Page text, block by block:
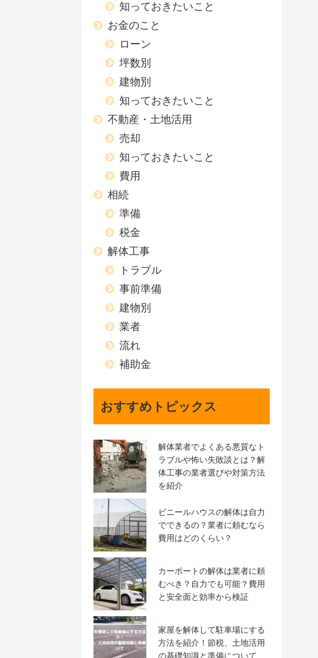
知っておきたいこと
お金のこと
ローン
坪数別
建物別
知っておきたいこと
不動産・土地活用
売却
知っておきたいこと
費用
相続
準備
税金
解体工事
トラブル
事前準備
建物別
業者
流れ
補助金
おすすめトピックス
解体業者でよくある悪質なト
ラブルや怖い失敗談とは？解
体工事の業者選びや対策方法
を紹介
ビニールハウスの解体は自力
でできるの？業者に頼むなら
費用はどのくらい？
カーポートの解体は業者に頼
むべき？自力でも可能？費用
と安全面と効率から検証
家屋を解体して駐車場にする
方法を紹介！節税、土地活用
の基礎知識と準備について